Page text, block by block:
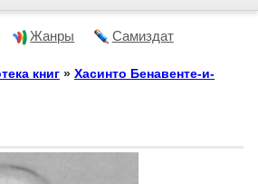
Жанры Самиздат
книг » Хасинто Бенавенте-и-